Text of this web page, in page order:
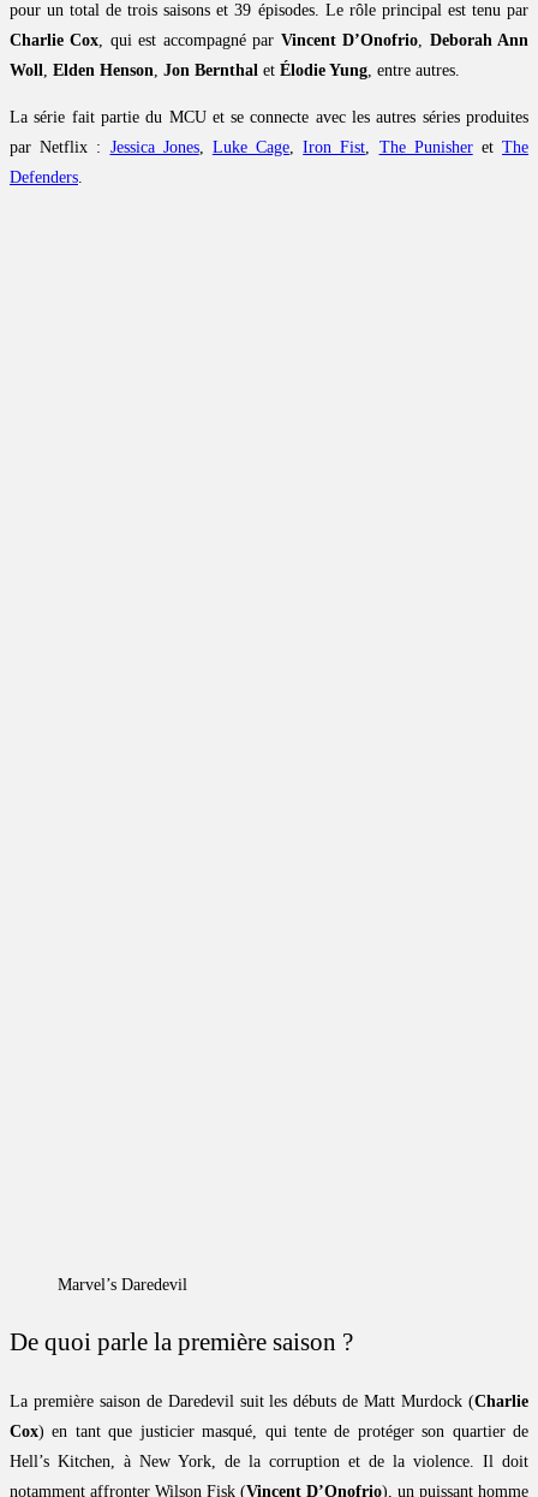
pour un total de trois saisons et 39 épisodes. Le rôle principal est tenu par
Charlie Cox, qui est accompagné par Vincent D’Onofrio, Deborah Ann
Woll, Elden Henson, Jon Bernthal et Élodie Yung, entre autres.
La série fait partie du MCU et se connecte avec les autres séries produites
par Netflix : Jessica Jones, Luke Cage,Iron Fist, The PunisheretThe
Defenders.
Marvel’s Daredevil
De quoi parle la première saison ?
La première saison de Daredevil suit les débuts de Matt Murdock (Charlie
Cox) en tant que justicier masqué, qui tente de protéger son quartier de
Hell’s Kitchen, à New York, de la corruption et de la violence. Il doit
notamment affronter Wilson Fisk (Vincent D’Onofrio), un puissant homme